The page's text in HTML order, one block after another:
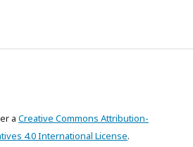
a Creative Commons Attribution-
4.0 International License.